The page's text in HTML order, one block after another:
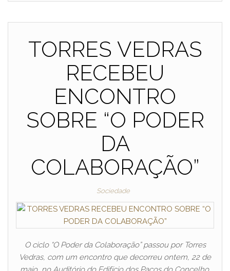
TORRES VEDRAS
RECEBEU
ENCONTRO
SOBRE “O PODER
DA
COLABORAÇÃO”
Sociedade
O ciclo “O Poder da Colaboração” passou por Torres
Vedras, com um encontro que decorreu ontem, 22 de